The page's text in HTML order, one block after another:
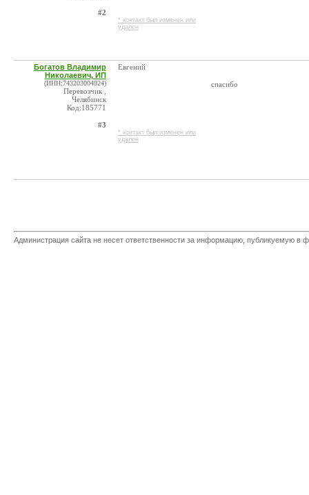
#2
* контакт был изменен или
удален
Богатов Владимир
Николаевич, ИП
(ИНН:743203004924)
Перевозчик ,
Челябинск
Код:185771
#3
Евгений
* контакт был изменен или
удален
спасибо
Администрация сайта не несет ответственности за информацию, публикуемую